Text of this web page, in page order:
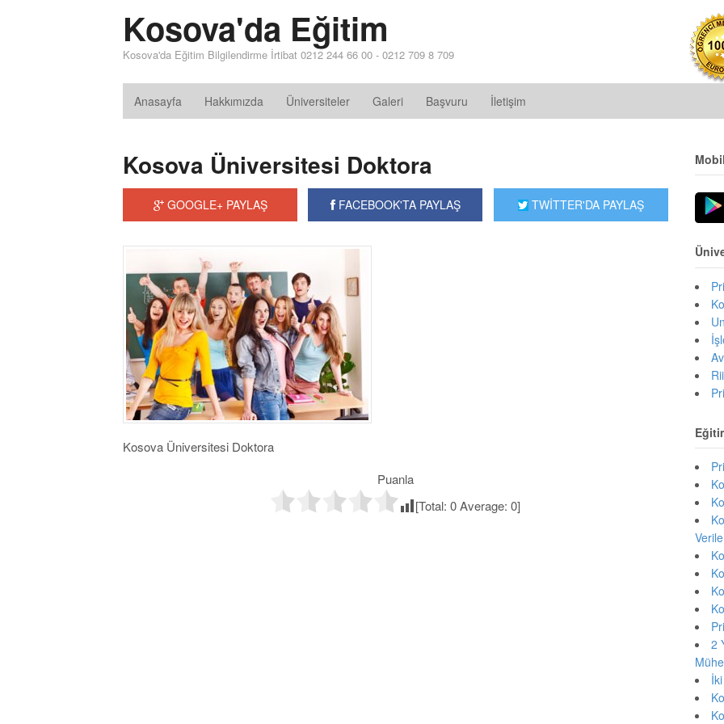
Kosova'da Eğitim
Kosova'da Eğitim Bilgilendirme İrtibat 0212 244 66 00 - 0212 709 8 709
Anasayfa Hakkımızda Üniversiteler Galeri Başvuru İletişim
Kosova Üniversitesi Doktora
GOOGLE+ PAYLAŞ FACEBOOK'TA PAYLAŞ TWİTTER'DA PAYLAŞ
Kosova Üniversitesi Doktora
Puanla
[Total:0Average:0]
2